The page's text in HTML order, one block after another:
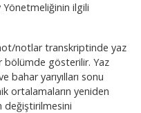
Yönetmeliğinin ilgili
notlar transkriptinde yaz
bölümde gösterilir. Yaz
bahar yarıyılları sonu
ortalamaların yeniden
değiştirilmesini